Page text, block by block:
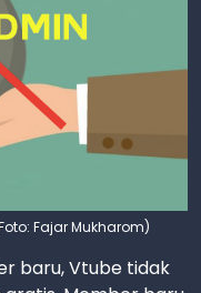
Fajar Mukharom)
baru, Vtube tidak